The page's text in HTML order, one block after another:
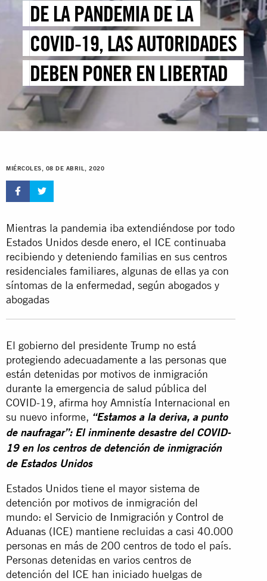
DE LA PANDEMIA DE LA
COVID-19, LAS AUTORIDADES
DEBEN PONER EN LIBERTAD A
LAS PERSONAS DETENIDAS
POR MOTIVOS DE
INMIGRACIÓN
MIÉRCOLES, 08 DE ABRIL, 2020
Mientras la pandemia iba extendiéndose por todo
Estados Unidos desde enero, el ICE continuaba
recibiendo y deteniendo familias en sus centros
residenciales familiares, algunas de ellas ya con
síntomas de la enfermedad, según abogados y
abogadas
El gobierno del presidente Trump no está
protegiendo adecuadamente a las personas que
están detenidas por motivos de inmigración
durante la emergencia de salud pública del
COVID-19, afirma hoy Amnistía Internacional en
su nuevo informe, “Estamos a la deriva, a punto
de naufragar”: El inminente desastre del COVID-
19 en los centros de detención de inmigración
de Estados Unidos
Estados Unidos tiene el mayor sistema de
detención por motivos de inmigración del
mundo: el Servicio de Inmigración y Control de
Aduanas (ICE) mantiene recluidas a casi 40.000
personas en más de 200 centros de todo el país.
Personas detenidas en varios centros de
detención del ICE han iniciado huelgas de